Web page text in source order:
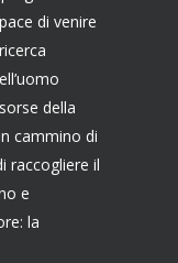
di venire
della
cammino di
raccogliere il
e
la